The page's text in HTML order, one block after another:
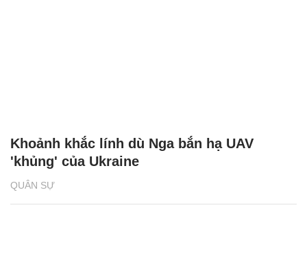
QUÂN SỰ
Khoảnh khắc lính dù Nga bắn hạ UAV
'khủng' của Ukraine